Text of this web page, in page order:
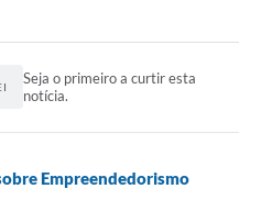
Seja o primeiro a curtir esta
notícia.
Empreendedorismo